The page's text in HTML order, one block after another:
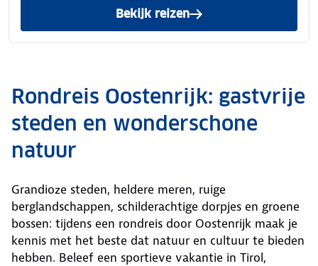
Bekijk reizen
Rondreis Oostenrijk: gastvrije
steden en wonderschone
natuur
Grandioze steden, heldere meren, ruige
berglandschappen, schilderachtige dorpjes en groene
bossen: tijdens een rondreis door Oostenrijk maak je
kennis met het beste dat natuur en cultuur te bieden
hebben. Beleef een sportieve vakantie in Tirol,